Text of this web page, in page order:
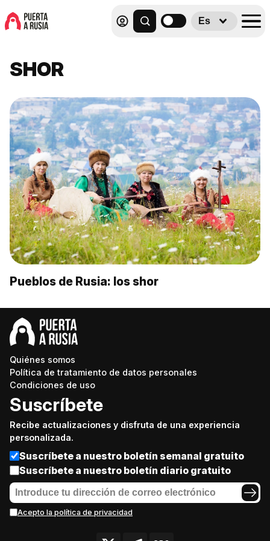
Es
SHOR
Pueblos de Rusia: los shor
Quiénes somos
Política de tratamiento de datos personales
Condiciones de uso
Suscríbete
Recibe actualizaciones y disfruta de una experiencia
personalizada.
Suscríbete a nuestro boletín semanal gratuito
Suscríbete a nuestro boletín diario gratuito
Acepto la política de privacidad